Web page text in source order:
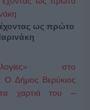
ως πρώτο